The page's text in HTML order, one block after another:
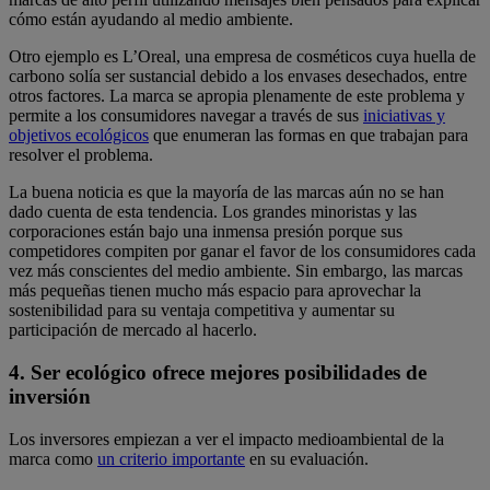
cómo están ayudando al medio ambiente.
Otro ejemplo es L’Oreal, una empresa de cosméticos cuya huella de
carbono solía ser sustancial debido a los envases desechados, entre
otros factores. La marca se apropia plenamente de este problema y
permite a los consumidores navegar a través de sus iniciativas y
objetivos ecológicos que enumeran las formas en que trabajan para
resolver el problema.
La buena noticia es que la mayoría de las marcas aún no se han
dado cuenta de esta tendencia. Los grandes minoristas y las
corporaciones están bajo una inmensa presión porque sus
competidores compiten por ganar el favor de los consumidores cada
vez más conscientes del medio ambiente. Sin embargo, las marcas
más pequeñas tienen mucho más espacio para aprovechar la
sostenibilidad para su ventaja competitiva y aumentar su
participación de mercado al hacerlo.
4. Ser ecológico ofrece mejores posibilidades de
inversión
Los inversores empiezan a ver el impacto medioambiental de la
marca como un criterio importante en su evaluación.